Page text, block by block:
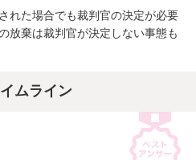
れた場合でも裁判官の決定が必要
放棄は裁判官が決定しない事態も
ムライン